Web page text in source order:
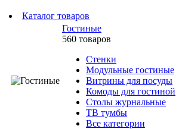
Каталог товаров
Гостиные
560 товаров
Стенки
Модульные гостиные
Витрины для посуды
Комоды для гостиной
Столы журнальные
ТВ тумбы
Все категории